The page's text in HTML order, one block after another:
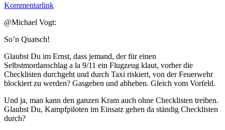
Kommentarlink
@Michael Vogt:
So’n Quatsch!
Glaubst Du im Ernst, dass jemand, der für einen
Selbstmordanschlag a la 9/11 ein Flugzeug klaut, vorher die
Checklisten durchgeht und durch Taxi riskiert, von der Feuerwehr
blockiert zu werden? Gasgeben und abheben. Gleich vom Vorfeld.
Und ja, man kann den ganzen Kram auch ohne Checklisten treiben.
Glaubst Du, Kampfpiloten im Einsatz gehen da ständig Checklisten
durch?